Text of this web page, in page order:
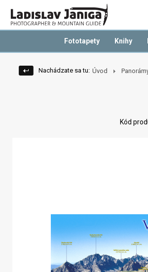
Fototapety Knihy
Nachádzate sa tu: Úvod
Kód